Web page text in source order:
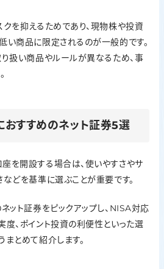
を抑えるためであり、現物株や投資
い商品に限定されるのが一般的です。
り扱い商品やルールが異なるため、事
おすすめのネット証券5選
を開設する場合は、使いやすさやサ
どを基準に選ぶことが重要です。
ット証券をピックアップし、NISA対応
度、ポイント投資の利便性といった選
とめて紹介します。